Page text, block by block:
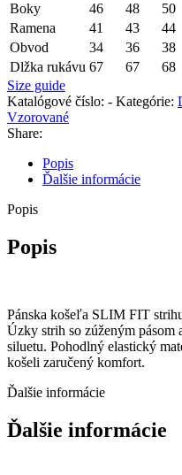
Boky
46 48 50
Ramena
41 43 44
Obvod
34 36 38
Dlžka rukávu 67 67 68
Size guide
Katalógové číslo: - Kategórie:
Vzorované
Share:
Popis
Ďalšie informácie
Popis
Popis
Pánska košeľa SLIM FIT
Úzky strih so zúženým
siluetu. Pohodlný elastický
košeli zaručený komfort.
Ďalšie informácie
Ďalšie informácie